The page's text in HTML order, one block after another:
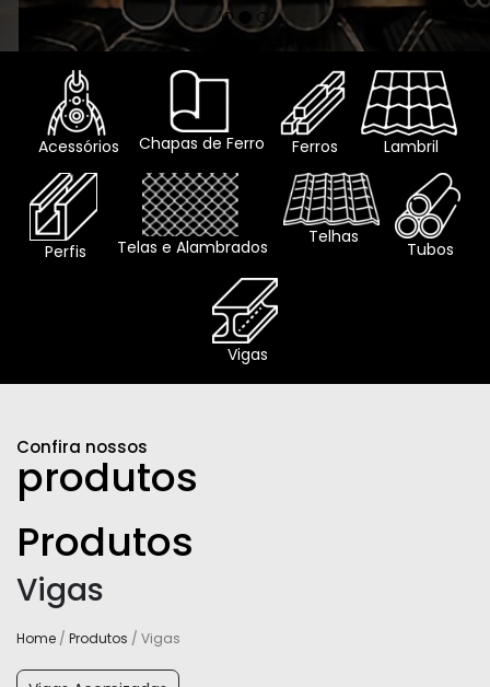
Acessórios Chapas de Ferro Ferros Lambril
Perfis Telas e Alambrados
Telhas
Tubos
Vigas
Confira nossos
produtos
Produtos
Vigas
Home / Produtos / Vigas